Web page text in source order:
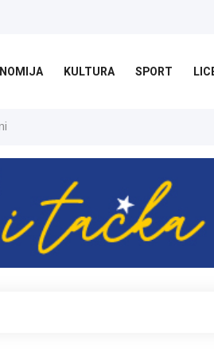
KULTURA SPORT